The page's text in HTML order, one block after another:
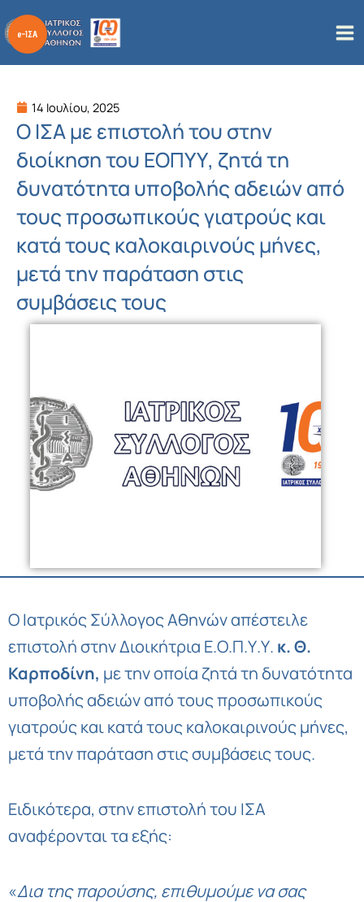
στο
περιεχόμενο
14 Ιουλίου, 2025
Ο ΙΣΑ με επιστολή του στην
διοίκηση του ΕΟΠΥΥ, ζητά τη
δυνατότητα υποβολής αδειών από
τους προσωπικούς γιατρούς και
κατά τους καλοκαιρινούς μήνες,
μετά την παράταση στις
συμβάσεις τους
Ο Ιατρικός Σύλλογος Αθηνών απέστειλε
επιστολή στην Διοικήτρια Ε.Ο.Π.Υ.Υ. κ. Θ.
Καρποδίνη, με την οποία ζητά τη δυνατότητα
υποβολής αδειών από τους προσωπικούς
γιατρούς και κατά τους καλοκαιρινούς μήνες,
μετά την παράταση στις συμβάσεις τους.
Ειδικότερα, στην επιστολή του ΙΣΑ
αναφέρονται τα εξής:
«Δια της παρούσης, επιθυμούμε να σας